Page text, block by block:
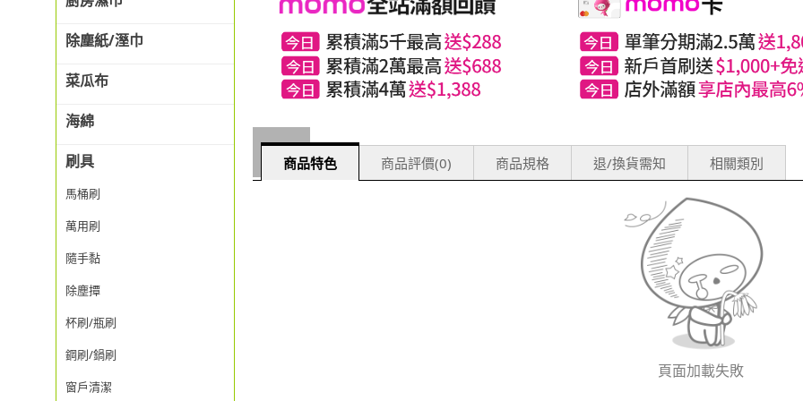
除塵紙/溼巾
菜瓜布
海綿
刷具
馬桶刷
萬用刷
隨手黏
除塵撢
杯刷/瓶刷
鋼刷/鍋刷
窗戶清潔
商品特色 商品評價(0) 商品規格 退/換貨需知 相關類別
頁面加載失敗